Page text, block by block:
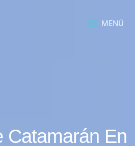
MENÚ
Catamarán En